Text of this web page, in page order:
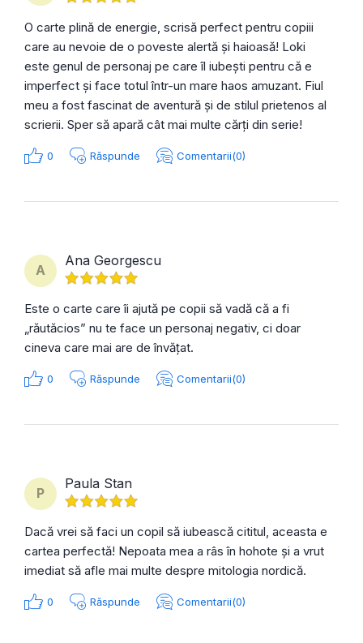
O carte plină de energie, scrisă perfect pentru copiii
care au nevoie de o poveste alertă și haioasă! Loki
este genul de personaj pe care îl iubești pentru că e
imperfect și face totul într-un mare haos amuzant. Fiul
meu a fost fascinat de aventură și de stilul prietenos al
scrierii. Sper să apară cât mai multe cărți din serie!
0 Răspunde Comentarii(0)
A
Ana Georgescu
Este o carte care îi ajută pe copii să vadă că a fi
„răutăcios” nu te face un personaj negativ, ci doar
cineva care mai are de învățat.
0 Răspunde Comentarii(0)
P
Paula Stan
Dacă vrei să faci un copil să iubească cititul, aceasta e
cartea perfectă! Nepoata mea a râs în hohote și a vrut
imediat să afle mai multe despre mitologia nordică.
0 Răspunde Comentarii(0)